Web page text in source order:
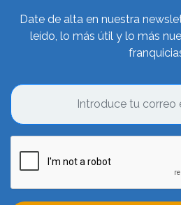
Date de alta en nuestra
leído, lo más útil y lo más